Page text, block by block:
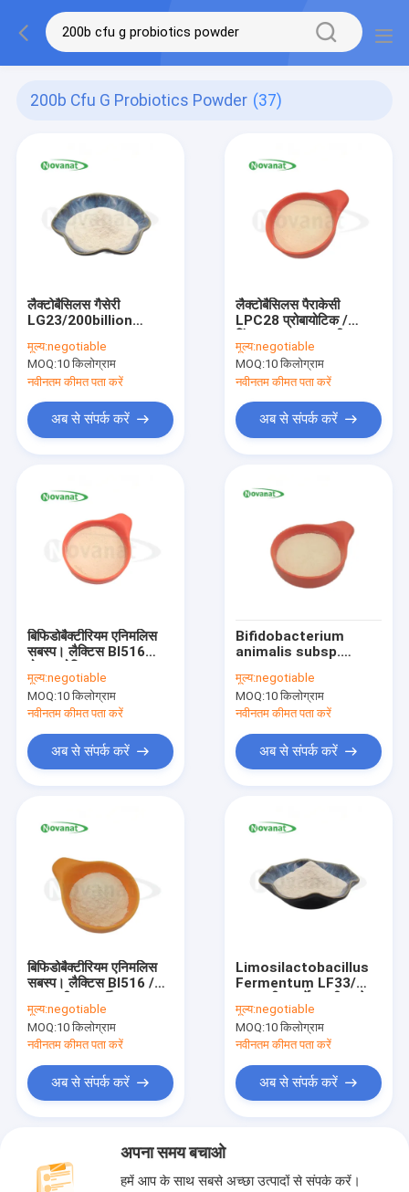
200b Cfu G Probiotics Powder (37)
लैक्टोबैसिलस गैसेरी
LG23/200billion
मुक्त/लस मुक्त/डेयरी मुक्त
मूल्य:negotiable
MOQ:10 किलोग्राम
नवीनतम कीमत पता करें
अब से संपर्क करें
लैक्टोबैसिलस पैराकेसी
LPC28 प्रोबायोटिक /
एलर्जी मुक्त / ग्लूटेन मुक्त /
डेयरी मुक्त
मूल्य:negotiable
MOQ:10 किलोग्राम
नवीनतम कीमत पता करें
अब से संपर्क करें
बिफिडोबैक्टीरियम एनिमलिस
सबस्प। लैक्टिस BI516
टिंडलाइज्ड / शाकाहारी /
एलर्जी मुक्त / ग्लूटेन मुक्त /
डेयरी मुक्त
मूल्य:negotiable
MOQ:10 किलोग्राम
नवीनतम कीमत पता करें
अब से संपर्क करें
Bifidobacterium
animalis subsp.
पोस्टबायोटिक्स पाउडर
Tyndallized शाकाहारी
मूल्य:negotiable
MOQ:10 किलोग्राम
नवीनतम कीमत पता करें
अब से संपर्क करें
बिफिडोबैक्टीरियम एनिमलिस
सबस्प। लैक्टिस BI516 /
ग्लूटेन मुक्त / डेयरी मुक्त
मूल्य:negotiable
MOQ:10 किलोग्राम
नवीनतम कीमत पता करें
अब से संपर्क करें
Limosilactobacillus
Fermentum LF33/
फ्री/डेयरी फ्री/ग्रेन्युल
मूल्य:negotiable
MOQ:10 किलोग्राम
नवीनतम कीमत पता करें
अब से संपर्क करें
अपना समय बचाओ
हमें आप के साथ सबसे अच्छा उत्पादों से संपर्क करें।